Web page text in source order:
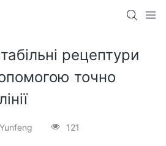
рецептури
точно
Yunfeng 121